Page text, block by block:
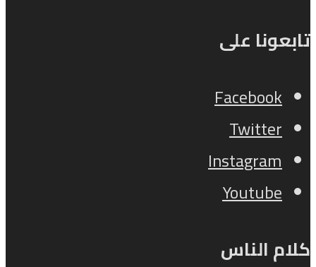
تابعونا على
Facebook
Twitter
Instagram
Youtube
كلام الناس